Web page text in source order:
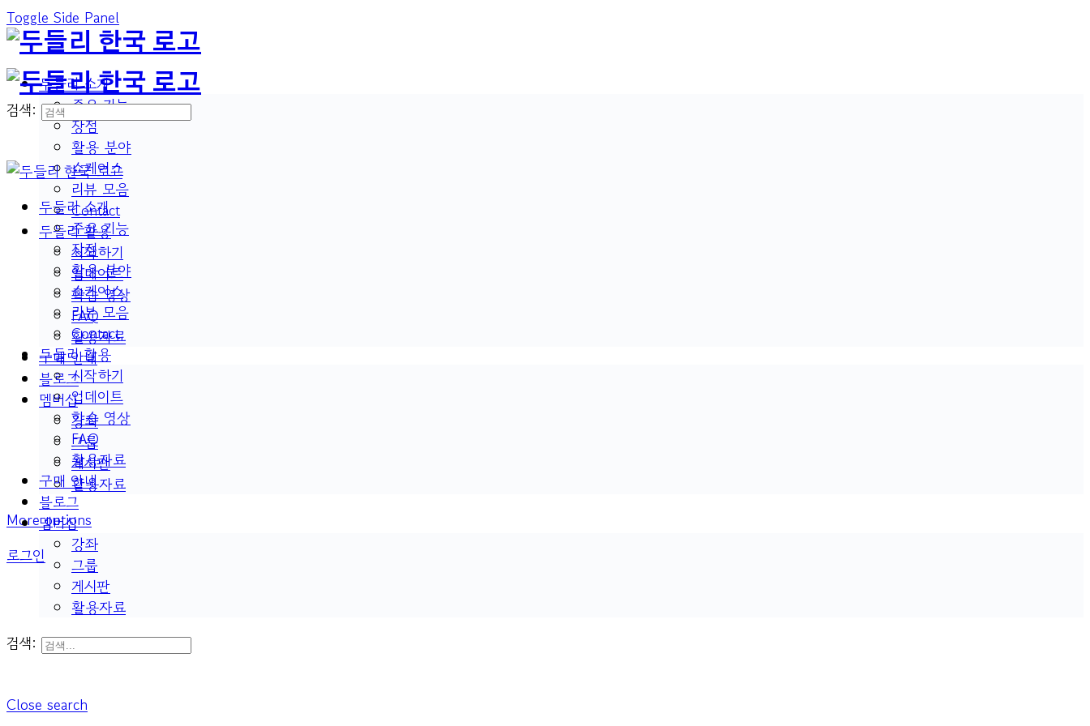
Toggle Side Panel
두들리 소개
주요 기능
장점
활용 분야
쇼케이스
리뷰 모음
Contact
두들리 활용
시작하기
업데이트
학습 영상
FAQ
활용자료
구매 안내
블로그
멤버십
강좌
그룹
게시판
활용자료
More options
로그인
검색:
두들리 소개
주요 기능
장점
활용 분야
쇼케이스
리뷰 모음
Contact
두들리 활용
시작하기
업데이트
학습 영상
FAQ
활용자료
구매 안내
블로그
멤버십
강좌
그룹
게시판
활용자료
검색:
Close search